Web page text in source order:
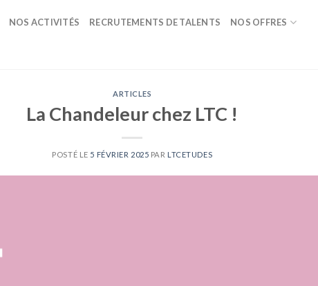
NOS ACTIVITÉS RECRUTEMENTS DE TALENTS NOS OFFRES
ARTICLES
La Chandeleur chez LTC !
POSTÉ LE 5 FÉVRIER 2025 PAR LTCETUDES